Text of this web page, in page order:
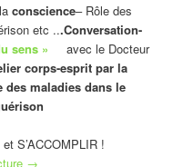
conscience– Rôle des
etc ...Conversation-
sens »
avec le Docteur
corps-esprit par la
des maladies dans le
et S’ACCOMPLIR !
→